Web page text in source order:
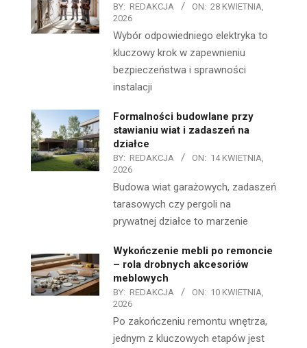
BY: REDAKCJA ON: 28 KWIETNIA,
2026
Wybór odpowiedniego elektryka to
kluczowy krok w zapewnieniu
bezpieczeństwa i sprawności
instalacji
Formalności budowlane przy
stawianiu wiat i zadaszeń na
działce
BY: REDAKCJA ON: 14 KWIETNIA,
2026
Budowa wiat garażowych, zadaszeń
tarasowych czy pergoli na
prywatnej działce to marzenie
Wykończenie mebli po remoncie
– rola drobnych akcesoriów
meblowych
BY: REDAKCJA ON: 10 KWIETNIA,
2026
Po zakończeniu remontu wnętrza,
jednym z kluczowych etapów jest